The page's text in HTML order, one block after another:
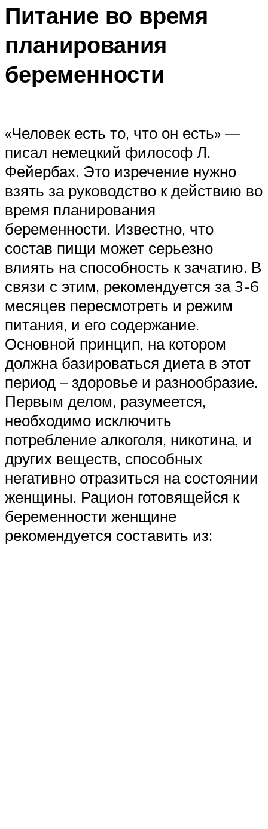
Питание во время
планирования
беременности
«Человек есть то, что он есть» —
писал немецкий философ Л.
Фейербах. Это изречение нужно
взять за руководство к действию во
время планирования
беременности. Известно, что
состав пищи может серьезно
влиять на способность к зачатию. В
связи с этим, рекомендуется за 3-6
месяцев пересмотреть и режим
питания, и его содержание.
Основной принцип, на котором
должна базироваться диета в этот
период – здоровье и разнообразие.
Первым делом, разумеется,
необходимо исключить
потребление алкоголя, никотина, и
других веществ, способных
негативно отразиться на состоянии
женщины. Рацион готовящейся к
беременности женщине
рекомендуется составить из: